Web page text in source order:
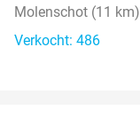
Molenschot (11 km)
Verkocht: 486